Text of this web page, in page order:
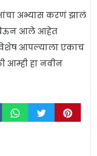
अभ्यास करणं झालं
आले आहेत
आपल्याला एकाच
आम्ही हा नवीन